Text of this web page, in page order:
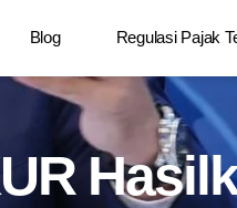
Blog Regulasi Pajak